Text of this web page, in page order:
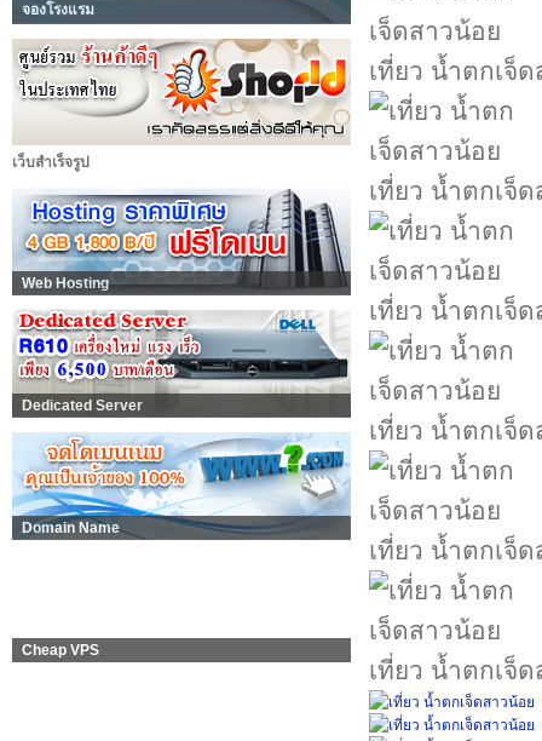
จองโรงแรม
เว็บสำเร็จรูป
Web Hosting
Dedicated Server
Domain Name
Cheap VPS
เที่ยว น้ำตกเจ็
เที่ยว น้ำตกเจ็
เที่ยว น้ำตกเจ็
เที่ยว น้ำตกเจ็
เที่ยว น้ำตกเจ็
เที่ยว น้ำตกเจ็